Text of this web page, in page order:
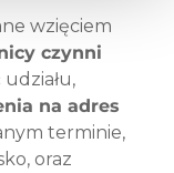
wzięciem
czynni
na adres
terminie,
oraz